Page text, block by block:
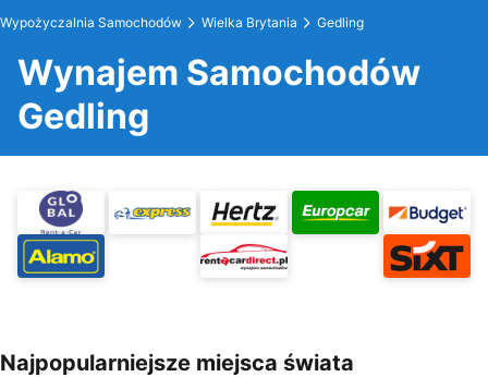
Wypożyczalnia Samochodów Wielka Brytania Gedling
Wynajem Samochodów
Gedling
Najpopularniejsze miejsca świata